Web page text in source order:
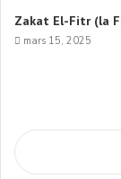
Zakat El-Fitr (la
mars 15, 2025